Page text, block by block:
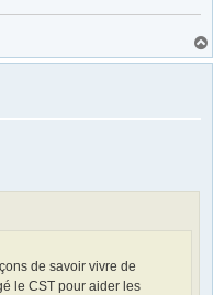
de savoir vivre de
le CST pour aider les